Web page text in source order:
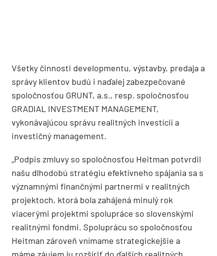
Všetky činnosti developmentu, výstavby, predaja a
správy klientov budú i naďalej zabezpečované
spoločnosťou GRUNT, a.s., resp. spoločnosťou
GRADIAL INVESTMENT MANAGEMENT,
vykonávajúcou správu realitných investícií a
investičný management.
„Podpis zmluvy so spoločnosťou Heitman potvrdil
našu dlhodobú stratégiu efektívneho spájania sa s
významnými finančnými partnermi v realitných
projektoch, ktorá bola zahájená minulý rok
viacerými projektmi spolupráce so slovenskými
realitnými fondmi. Spoluprácu so spoločnosťou
Heitman zároveň vnímame strategickejšie a